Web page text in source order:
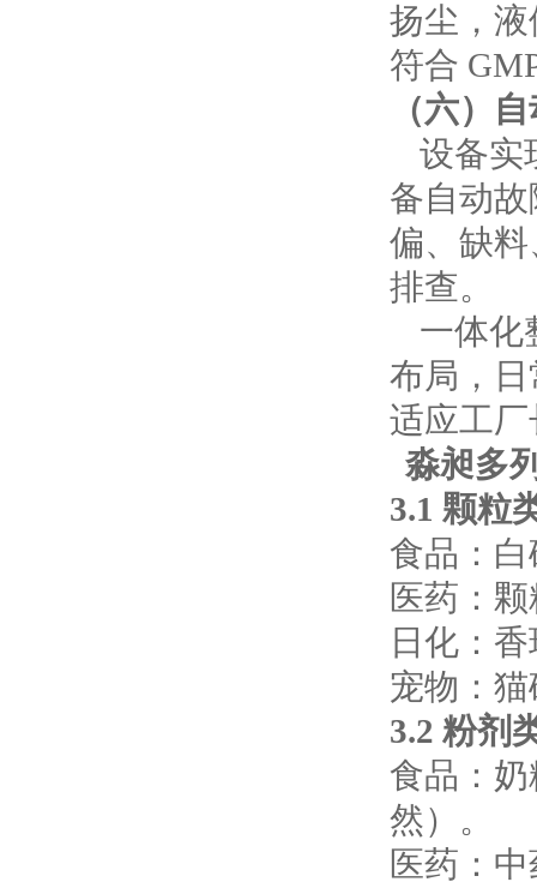
扬尘，
符合
（六）
设备实
备自动
偏、缺
排查。
一体化
布局，
适应工
淼昶多
3.1 颗粒
食品：
医药：
日化：
宠物：
3.2 粉剂
食品：
然）。
医药：